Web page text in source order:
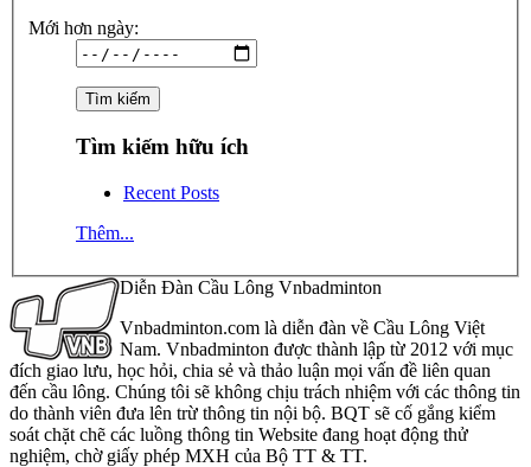
Mới hơn ngày:
Tìm kiếm hữu ích
Recent Posts
Thêm...
Diễn Đàn Cầu Lông Vnbadminton
Vnbadminton.com là diễn đàn về Cầu Lông Việt
Nam. Vnbadminton được thành lập từ 2012 với mục
đích giao lưu, học hỏi, chia sẻ và thảo luận mọi vấn đề liên quan
đến cầu lông. Chúng tôi sẽ không chịu trách nhiệm với các thông tin
do thành viên đưa lên trừ thông tin nội bộ. BQT sẽ cố gắng kiểm
soát chặt chẽ các luồng thông tin Website đang hoạt động thử
nghiệm, chờ giấy phép MXH của Bộ TT & TT.